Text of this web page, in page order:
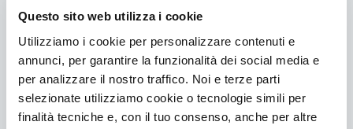
Questo sito web utilizza i cookie
Utilizziamo i cookie per personalizzare contenuti e
annunci, per garantire la funzionalità dei social media e
per analizzare il nostro traffico. Noi e terze parti
selezionate utilizziamo cookie o tecnologie simili per
finalità tecniche e, con il tuo consenso, anche per altre